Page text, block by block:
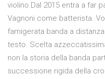
violino.Dal 2015 entra a far
Vagnoni come batterista.
famigerata banda a
testo. Scelta
non la storia della banda
successione rigida della